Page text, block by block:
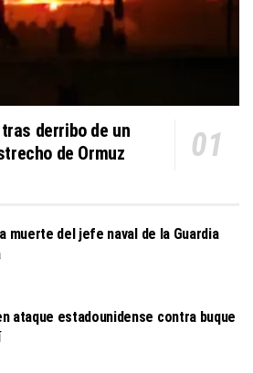
tras derribo de un
de Ormuz
muerte del jefe naval de la Guardia
ataque estadounidense contra buque